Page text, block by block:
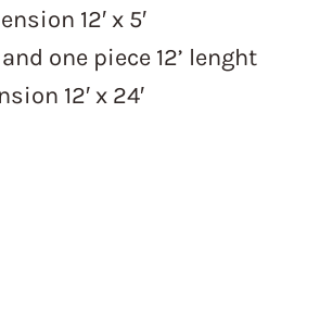
12′ x 5′
one piece 12’ lenght
12′ x 24′